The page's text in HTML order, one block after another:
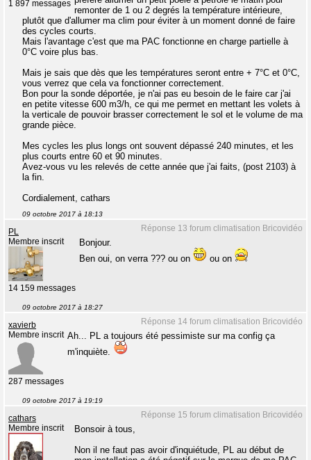
1 897 messages
remonter de 1 ou 2 degrés la température intérieure,
plutôt que d'allumer ma clim pour éviter à un moment donné de faire
des cycles courts.
Mais l'avantage c'est que ma PAC fonctionne en charge partielle à
0°C voire plus bas.
Mais je sais que dès que les températures seront entre + 7°C et 0°C,
vous verrez que cela va fonctionner correctement.
Bon pour la sonde déportée, je n'ai pas eu besoin de le faire car j'ai
en petite vitesse 600 m3/h, ce qui me permet en mettant les volets à
la verticale de pouvoir brasser correctement le sol et le volume de ma
grande pièce.
Mes cycles les plus longs ont souvent dépassé 240 minutes, et les
plus courts entre 60 et 90 minutes.
Avez-vous vu les relevés de cette année que j'ai faits, (post 2103) à
la fin.
Cordialement, cathars
09 octobre 2017 à 18:13
Réponse 13 forum climatisation Bricovidéo
PL
Membre inscrit
14 159 messages
Bonjour.
Ben oui, on verra ??? ou on
ou on
09 octobre 2017 à 18:27
Réponse 14 forum climatisation Bricovidéo
xavierb
Membre inscrit
287 messages
Ah... PL a toujours été pessimiste sur ma config ça
m'inquiète.
09 octobre 2017 à 19:19
Réponse 15 forum climatisation Bricovidéo
cathars
Membre inscrit
Bonsoir à tous,
Non il ne faut pas avoir d'inquiétude, PL au début de